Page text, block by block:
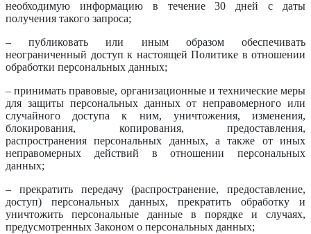
необходимую информацию в течение 30 дней с даты
получения такого запроса;
– публиковать или иным образом обеспечивать
неограниченный доступ к настоящей Политике в отношении
обработки персональных данных;
– принимать правовые, организационные и технические меры
для защиты персональных данных от неправомерного или
случайного доступа к ним, уничтожения, изменения,
блокирования, копирования, предоставления,
распространения персональных данных, а также от иных
неправомерных действий в отношении персональных
данных;
– прекратить передачу (распространение, предоставление,
доступ) персональных данных, прекратить обработку и
уничтожить персональные данные в порядке и случаях,
предусмотренных Законом о персональных данных;